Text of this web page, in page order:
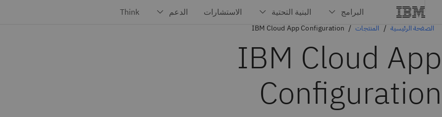
الصفحة الرئيسية المنتجات IBM Cloud App Configuration
IBM Cloud App
Configuration